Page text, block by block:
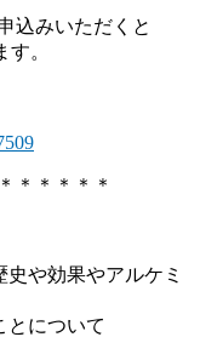
込みいただくと
。
＊＊＊＊＊
や効果やアルケミ
とについて